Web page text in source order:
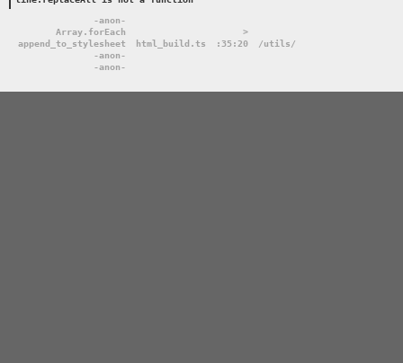
-anon-
Array.forEach
>
append_to_stylesheet
html_build.ts :35:20
/utils/
-anon-
-anon-